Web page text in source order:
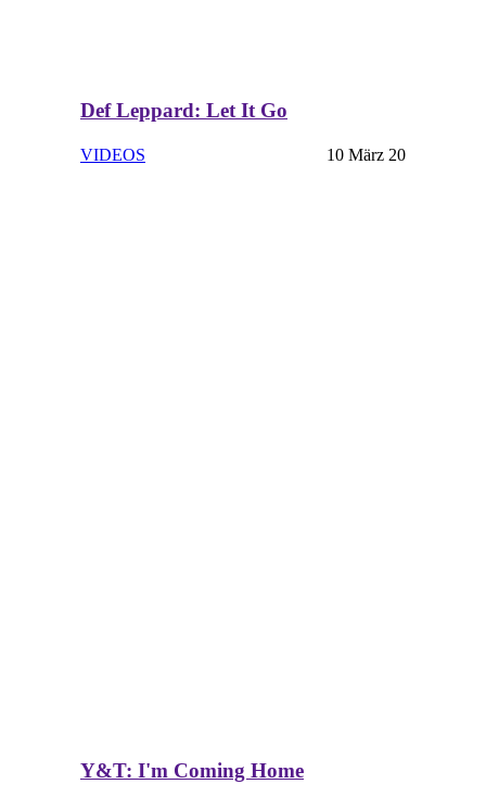
Def Leppard: Let It Go
VIDEOS 10 März 20
Y&T: I'm Coming Home